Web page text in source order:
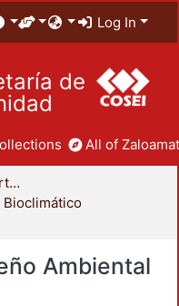
Log In
de
All of
División de Ciencias y Artes para el Diseño
Bioclimático
Ambiental